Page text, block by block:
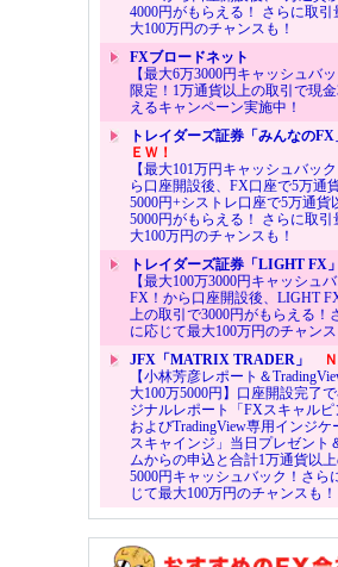
4000円がもらえる！ さらに取
大100万円のチャンスも！
FXブロードネット
【最大6万3000円キャッシュバ
限定！1万通貨以上の取引で現金
えるキャンペーン実施中！
トレイダーズ証券「みんなのFX
ＥＷ！
【最大101万円キャッシュバッ
ら口座開設後、FX口座で5万通
5000円+シストレ口座で5万通貨
5000円がもらえる！ さらに取
大100万円のチャンスも！
トレイダーズ証券「LIGHT FX」
【最大100万3000円キャッシュ
FX！から口座開設後、LIGHT
上の取引で3000円がもらえる！
に応じて最大100万円のチャンス
JFX「MATRIX TRADER」
Ｎ
【小林芳彦レポート＆
大100万5000円】口座開設完了
ジナルレポート「FXスキャルピ
およびTradingView専用インジ
スキャインジ」当日プレゼント
ムからの申込と合計1万通貨以
5000円キャッシュバック！さら
じて最大100万円のチャンスも！